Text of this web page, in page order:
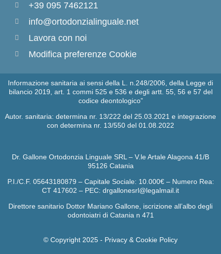
+39 095 7462121
info@ortodonzialinguale.net
Lavora con noi
Modifica preferenze Cookie
Informazione sanitaria ai sensi della L. n.248/2006, della Legge di
bilancio 2019, art. 1 commi 525 e 536 e degli artt. 55, 56 e 57 del
codice deontologico”
Autor. sanitaria: determina nr. 13/222 del 25.03.2021 e integrazione
con determina nr. 13/550 del 01.08.2022
Dr. Gallone Ortodonzia Linguale SRL – V.le Artale Alagona 41/B
95126 Catania
P.I./C.F. 05643180879 – Capitale Sociale: 10.000€ – Numero Rea:
CT 417602 – PEC: drgallonesrl@legalmail.it
Direttore sanitario Dottor Mariano Gallone, iscrizione all’albo degli
odontoiatri di Catania n 471
© Copyright 2025 - Privacy & Cookie Policy